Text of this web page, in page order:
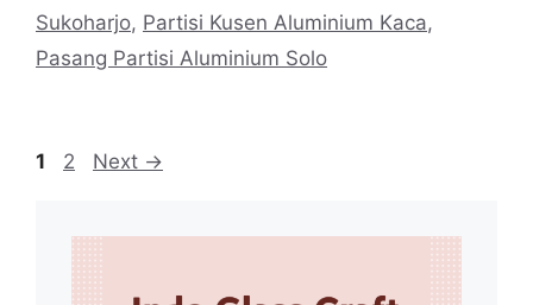
Sukoharjo, Partisi Kusen Aluminium Kaca,
Pasang Partisi Aluminium Solo
Page
1 Page
2 Next →